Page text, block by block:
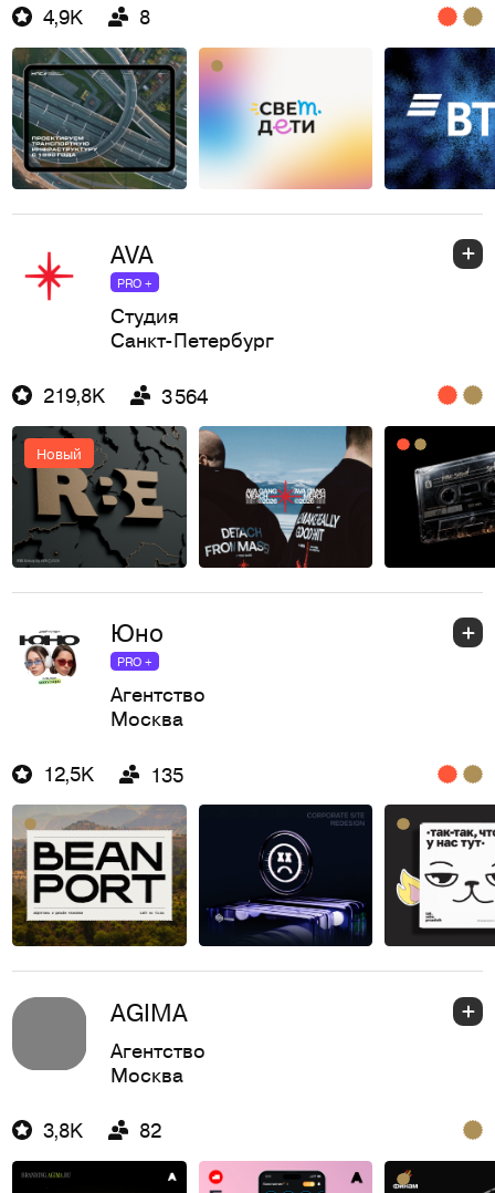
4,9K 8
AVA
PRO +
Студия
Санкт-Петербург
219,8K 3 564
Новый
Юно
PRO +
Агентство
Москва
12,5K 135
AGIMA
Агентство
Москва
3,8K 82